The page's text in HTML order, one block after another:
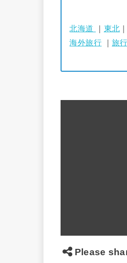
北海道 東北
海外旅行
旅
Please